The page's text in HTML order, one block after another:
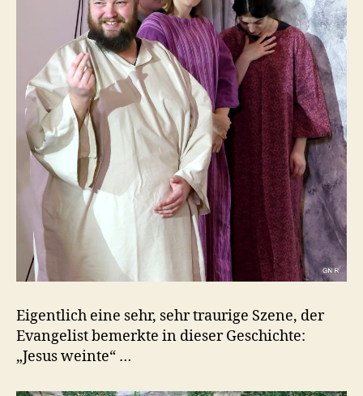
Eigentlich eine sehr, sehr traurige Szene, der
Evangelist bemerkte in dieser Geschichte:
„Jesus weinte“ …